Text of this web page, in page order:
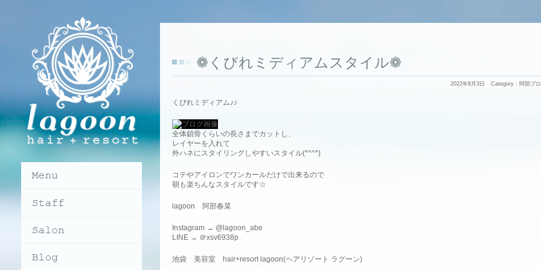
❁くびれミディアムスタイル❁
2022年8月3日 Category： 阿部ブ
くびれミディアム♪♪
全体鎖骨くらいの長さまでカットし、
レイヤーを入れて
外ハネにスタイリングしやすいスタイル(*^^*)
コテやアイロンでワンカールだけで出来るので
朝も楽ちんなスタイルです☆
lagoon 阿部春菜
Instagram → @lagoon_abe
LINE → ＠xsv6938p
池袋 美容室 hair+resort lagoon(ヘアリゾート ラグーン)